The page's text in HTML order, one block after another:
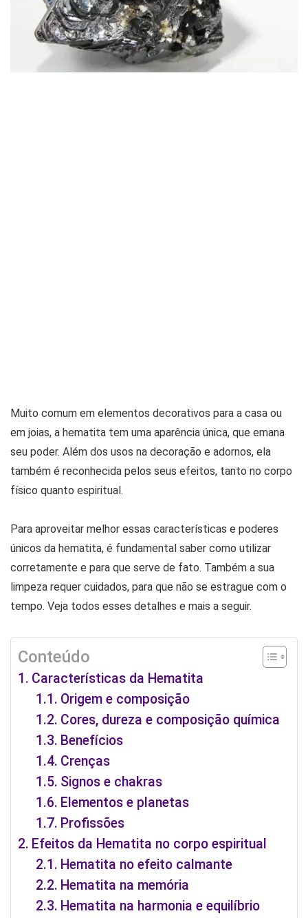
Muito comum em elementos decorativos para a casa ou
em joias, a hematita tem uma aparência única, que emana
seu poder. Além dos usos na decoração e adornos, ela
também é reconhecida pelos seus efeitos, tanto no corpo
físico quanto espiritual.
Para aproveitar melhor essas características e poderes
únicos da hematita, é fundamental saber como utilizar
corretamente e para que serve de fato. Também a sua
limpeza requer cuidados, para que não se estrague com o
tempo. Veja todos esses detalhes e mais a seguir.
Conteúdo
Características da Hematita
Origem e composição
Cores, dureza e composição química
Benefícios
Crenças
Signos e chakras
Elementos e planetas
Profissões
Efeitos da Hematita no corpo espiritual
Hematita no efeito calmante
Hematita na memória
Hematita na harmonia e equilíbrio